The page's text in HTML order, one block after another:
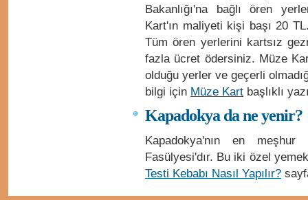
Bakanlığı'na bağlı ören
Kart'ın maliyeti kişi başı 20
Tüm ören yerlerini kartsız
fazla ücret ödersiniz. Müze
olduğu yerler ve geçerli
bilgi için Müze Kart başlıklı
Kapadokya da ne yenir?
Kapadokya'nın en
Fasülyesi'dır. Bu iki özel
Testi Kebabı Nasıl Yapılır?